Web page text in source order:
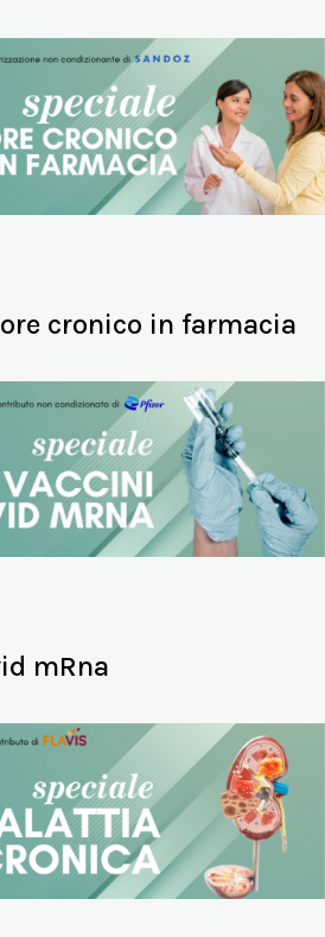
cronico in farmacia
mRna